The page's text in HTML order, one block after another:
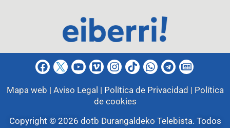
Mapa web | Aviso Legal | Política de Privacidad | Política
de cookies
Copyright © 2026 dotb Durangaldeko Telebista. Todos